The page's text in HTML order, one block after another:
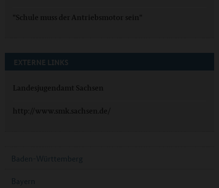
"Schule muss der Antriebsmotor sein"
EXTERNE LINKS
Landesjugendamt Sachsen
http://www.smk.sachsen.de/
Baden-Württemberg
Bayern